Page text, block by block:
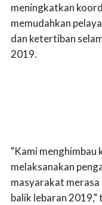
meningkatkan
memudahkan
dan ketertiban
2019.
"Kami menghimbau
melaksanakan
masyarakat merasa
balik lebaran 2019,"